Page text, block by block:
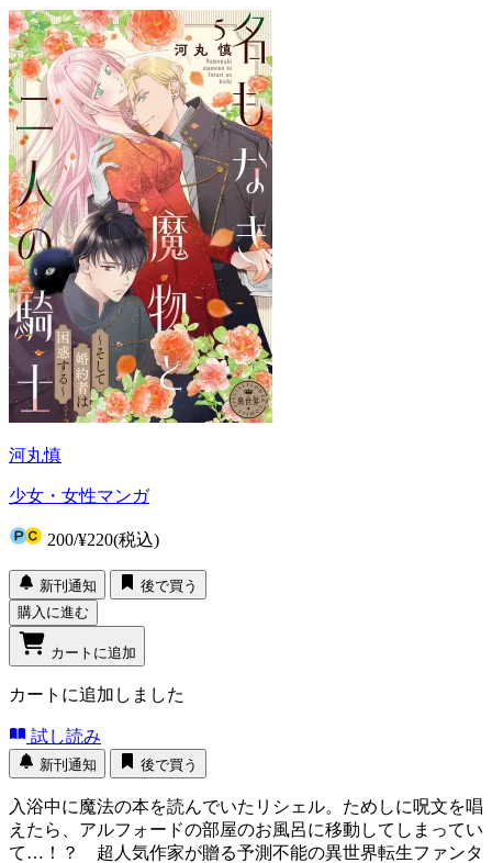
河丸慎
少女・女性マンガ
200/¥220(税込)
新刊通知
後で買う
購入に進む
カートに追加
カートに追加しました
試し読み
新刊通知 後で買う
入浴中に魔法の本を読んでいたリシェル。ためしに呪文を唱
えたら、アルフォードの部屋のお風呂に移動してしまってい
て…！？ 超人気作家が贈る予測不能の異世界転生ファンタ